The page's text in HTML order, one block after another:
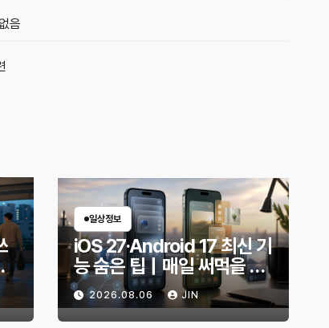
음
일상정보
iOS 27·Android 17 최신 기
능 숨은 팁｜매일 써먹을 만
한 기능만 골랐다
2026.08.06 JIN